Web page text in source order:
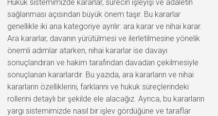
Hukuk sistemimizde kararlar, sürecin işleyişi ve adaletin
sağlanması açısından büyük önem taşır. Bu kararlar
genellikle iki ana kategoriye ayrılır: ara karar ve nihai karar.
Ara kararlar, davanın yürütülmesi ve ilerletilmesine yönelik
önemli adımlar atarken, nihai kararlar ise davayı
sonuçlandıran ve hakim tarafından davadan çekilmesiyle
sonuçlanan kararlardır. Bu yazıda, ara kararların ve nihai
kararların özelliklerini, farklarını ve hukuk süreçlerindeki
rollerini detaylı bir şekilde ele alacağız. Ayrıca, bu kararların
yargı sistemimizde nasıl bir işlev gördüğüne ve taraflar